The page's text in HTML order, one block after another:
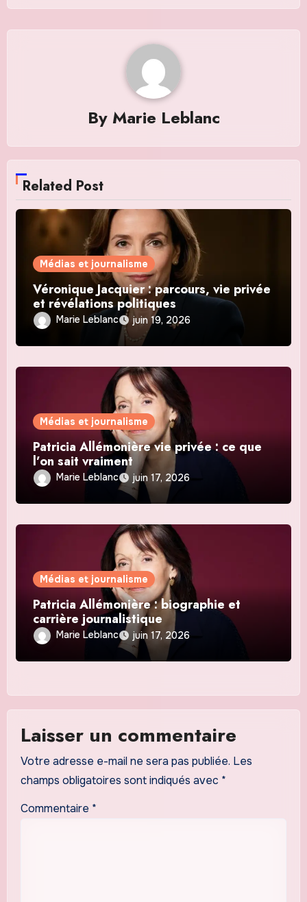
By Marie Leblanc
Related Post
Médias et journalisme
Véronique Jacquier : parcours, vie privée
et révélations politiques
Marie Leblanc juin 19, 2026
Médias et journalisme
Patricia Allémonière vie privée : ce que
l’on sait vraiment
Marie Leblanc juin 17, 2026
Médias et journalisme
Patricia Allémonière : biographie et
carrière journalistique
Marie Leblanc juin 17, 2026
Laisser un commentaire
Votre adresse e-mail ne sera pas publiée. Les
champs obligatoires sont indiqués avec *
Commentaire *